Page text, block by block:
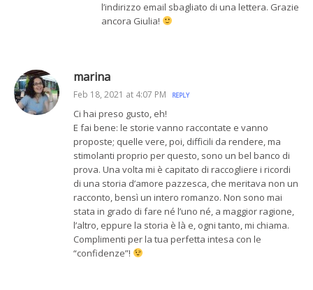
l’indirizzo email sbagliato di una lettera. Grazie
ancora Giulia!
marina
Feb 18, 2021 at 4:07 PM REPLY
Ci hai preso gusto, eh!
E fai bene: le storie vanno raccontate e vanno
proposte; quelle vere, poi, difficili da rendere, ma
stimolanti proprio per questo, sono un bel banco di
prova. Una volta mi è capitato di raccogliere i ricordi
di una storia d’amore pazzesca, che meritava non un
racconto, bensì un intero romanzo. Non sono mai
stata in grado di fare né l’uno né, a maggior ragione,
l’altro, eppure la storia è là e, ogni tanto, mi chiama.
Complimenti per la tua perfetta intesa con le
“confidenze”!